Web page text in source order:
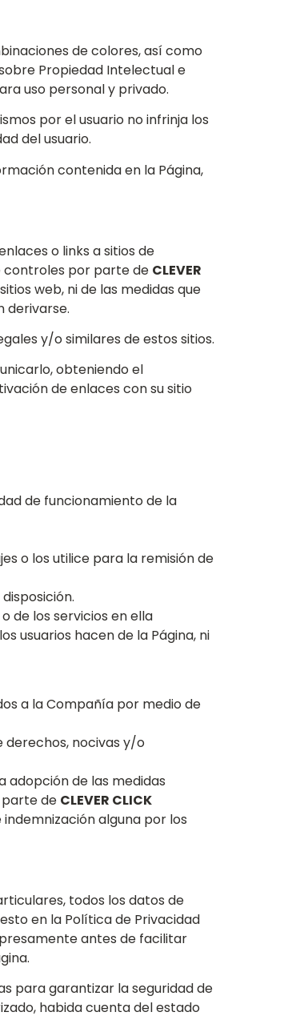
de colores, así como
Propiedad Intelectual e
uso personal y privado.
por el usuario no infrinja los
del usuario.
contenida en la Página,
o links a sitios de
controles por parte de CLEVER
web, ni de las medidas que
derivarse.
y/o similares de estos sitios.
obteniendo el
de enlaces con su sitio
de funcionamiento de la
o los utilice para la remisión de
de los servicios en ella
usuarios hacen de la Página, ni
a la Compañía por medio de
derechos, nocivas y/o
adopción de las medidas
parte de CLEVER CLICK
alguna por los
todos los datos de
en la Política de Privacidad
antes de facilitar
para garantizar la seguridad de
habida cuenta del estado